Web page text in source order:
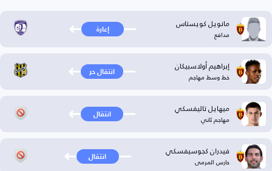
مانويل كويستاس
مدافع إعارة
إبراهيم أولاسبيكان
خط وسط مهاجم انتقال حر
ميهايل تاليفسكي
مهاجم ثاني انتقال
فيدران كجوسيفسكي
حارس المرمى انتقال